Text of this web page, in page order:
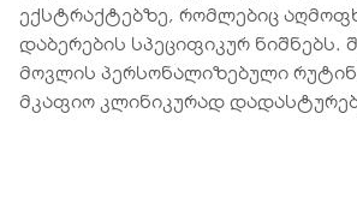
ექსტრაქტებზე, რომლებიც
დაბერების სპეციფიკურ ნიშნებს.
მოვლის პერსონალიზებული
მკაფიო კლინიკურად